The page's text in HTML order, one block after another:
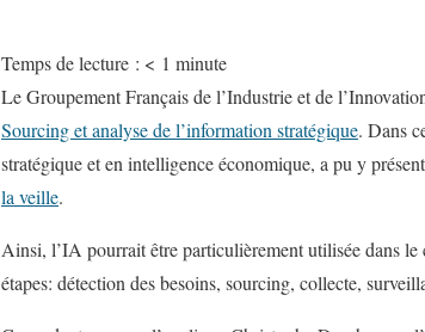
Temps de lecture : < 1 minute
Le Groupement Français de l’Industrie et de
Sourcing et analyse de l’information stratégique. Dans
stratégique et en intelligence économique, a pu y
la veille.
Ainsi, l’IA pourrait être particulièrement utilisée dans le
étapes: détection des besoins, sourcing, collecte,